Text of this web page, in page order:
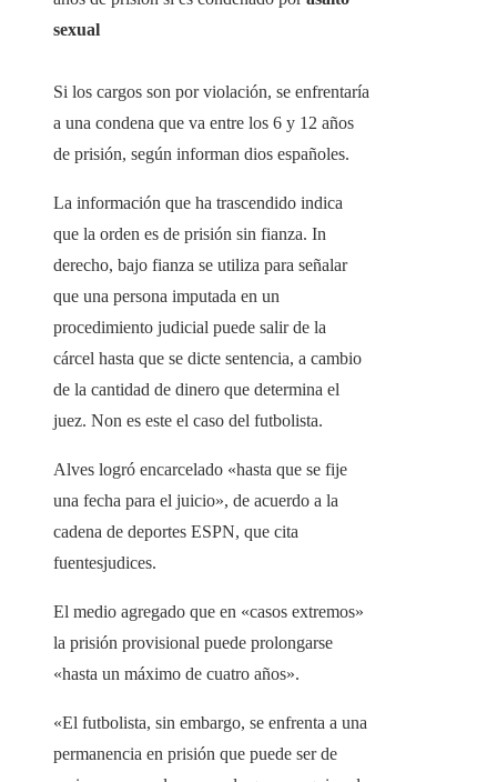
sexual
Si los cargos son por violación, se enfrentaría
a una condena que va entre los 6 y 12 años
de prisión, según informan dios españoles.
La información que ha trascendido indica
que la orden es de prisión sin fianza. In
derecho, bajo fianza se utiliza para señalar
que una persona imputada en un
procedimiento judicial puede salir de la
cárcel hasta que se dicte sentencia, a cambio
de la cantidad de dinero que determina el
juez. Non es este el caso del futbolista.
Alves logró encarcelado «hasta que se fije
una fecha para el juicio», de acuerdo a la
cadena de deportes ESPN, que cita
fuentesjudices.
El medio agregado que en «casos extremos»
la prisión provisional puede prolongarse
«hasta un máximo de cuatro años».
«El futbolista, sin embargo, se enfrenta a una
permanencia en prisión que puede ser de